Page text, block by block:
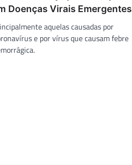
Doenças Virais Emergentes
aquelas causadas por
e por vírus que causam febre